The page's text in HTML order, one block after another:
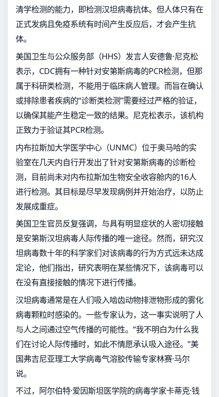
清学检测的能力，即检测汉坦病毒抗体。但人体只有在
正式发病且免疫系统有时间产生反应后，才会产生抗
体。
美国卫生与公众服务部（HHS）发言人安德鲁·尼克松
表示，CDC拥有一种针对安第斯病毒的PCR检测，但那
属于科研类检测，不能用于临床病人管理。而旨在确认
或排除患者疾病的“诊断类检测”需要经过严格的验证，
以确保其能产生稳定一致的结果。尼克松表示，该机构
正致力于验证其PCR检测。
内布拉斯加大学医学中心（UNMC）位于奥马哈的实
验室在几天内自行开发出了针对安第斯病毒的诊断检
测，目前尚未对内布拉斯加生物安全收容舱内的16人
进行检测。其目标是尽早发现病例并开始治疗，以防止
发展成重症。
美国卫生官员反复强调，与具有明显症状的人密切接触
是安第斯汉坦病毒人际传播的唯一途径。然而，研究汉
坦病毒数十年的科学家们对该病毒的行为方式远未达成
定论，他们指出，研究表明在某些情况下，该病毒可以
在没有直接接触的情况下进行传播。
汉坦病毒通常是在人们吸入啮齿动物排泄物形成的雾化
病毒颗粒时感染的。一些专家认为，这一事实说明了人
与人之间通过空气传播的可能性。“我不明白为什么我
们在讨论人际传播时，如此不情愿承认吸入途径。”美
国弗吉尼亚理工大学病毒气溶胶传输专家林赛·马尔
说。
不过，阿尔伯特·爱因斯坦医学院的病毒学家卡蒂克·钱